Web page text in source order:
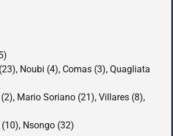
Noubi (4), Comas (3), Quagliata
Mario Soriano (21), Villares (8),
(10), Nsongo (32)